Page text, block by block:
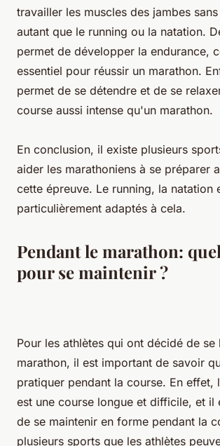
travailler les muscles des jambes
autant que le running ou la natation.
permet de développer la endurance,
essentiel pour réussir un marathon.
permet de se détendre et de se
course aussi intense qu'un marathon.
En conclusion, il existe plusieurs
aider les marathoniens à se préparer
cette épreuve. Le running, la natation
particulièrement adaptés à cela.
Pendant le marathon:
pour se maintenir ?
Pour les athlètes qui ont décidé de se
marathon, il est important de savoir
pratiquer pendant la course. En effet,
est une course longue et difficile, et il
de se maintenir en forme pendant la
plusieurs sports que les athlètes